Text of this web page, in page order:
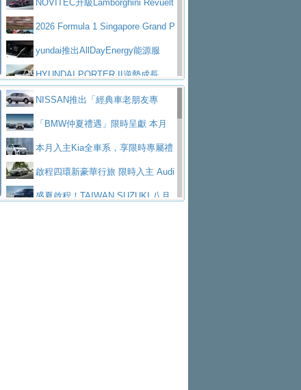
五位成員 全新 RANGE ROVER GT 預告登
場
造型華麗時尚、科技座艙再進化，P
eugeot 208小改款發表上市94.8萬起
／小時
返 1000 Miglia 傳承競速榮耀
法拉利首款純電跑車Luce亮相，最
大馬力超過1000匹並具備530公里最大續航
里程
小車大空間、座艙科技更先進，SK
ODA發表全新純電跨界休旅Eipq祭平民化車
價89萬起
賓士AMG.EA專屬平台首作，Merc
edes-AMG 全新GT 4-Door Coupe全球首發
福斯推出首款GTI純電性能掀背ID.
Polo GTI，擁有226匹馬力和零百加速 6.8
秒的實力
Jaguar 公布四門 GT車款正式車名
為JAGUAR TYPE 01
終於跟上進度，LEXUS發表首款三
排六座純電旗艦休旅 TZ
有錢也買不到的Golf R！福斯打造
全新Golf R 24h賽車將挑戰紐柏林24小時耐
SKODA公布全新小型純電跨界休旅
ic 1-7月累計銷量創歷史新高
NOVITEC升級Lamborghini Revuelt
o 綜效輸出增至1,048匹
2026 Formula 1 Singapore Grand P
rix 新加坡大獎賽 Audi 極速之旅開放報名
yundai推出AllDayEnergy能源服
務 讓電動車化身行動儲能系統
HYUNDAI PORTER II逆勢成長，
勇奪中型貨車銷售冠軍
父親節霸氣獻禮！PGO 威力125 最
低入手價 $60,900 起 省油ｘ安全ｘ大空間
陪爸爸輕鬆
福斯商旅挺頭家 推出「德系質感 精
算圓夢」專案和運租車榮獲國家品牌玉山獎 以智
慧移動與綠能創新
Volvo Trucks 承諾成為高科技供應
鏈的可靠夥伴XFORCE攜手臺南祀典大天后宮 試
NISSAN推出「經典車老朋友專
案」 以匠人精神煥新珍品座駕
「BMW仲夏禮遇」限時呈獻 本月
入主即享尊榮豪華五星假期 多元優購方案
同步實施
本月入主Kia全車系，享限時專屬禮
遇 啟程四環新豪華行旅 限時入主 Audi
A6 旗艦陣容 低月付5,888元起及3 年乙式險
盛夏啟程！TAIWAN SUZUKI 八月